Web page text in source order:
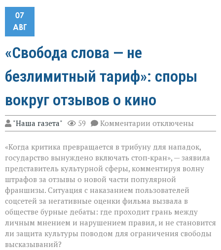
07
АВГ
«Свобода слова — не
безлимитный тариф»: споры
вокруг отзывов о кино
"Наша газета" 59 Комментарии к
записи
слова — не
безлимитный
тариф»:
споры
вокруг
отзывов
о
кино
отключены
«Когда критика превращается в трибуну для нападок,
государство вынуждено включать стоп‑кран», — заявила
представитель культурной сферы, комментируя волну
штрафов за отзывы о новой части популярной
франшизы. Ситуация с наказанием пользователей
соцсетей за негативные оценки фильма вызвала в
обществе бурные дебаты: где проходит грань между
личным мнением и нарушением правил, и не становится
ли защита культуры поводом для ограничения свободы
высказываний?